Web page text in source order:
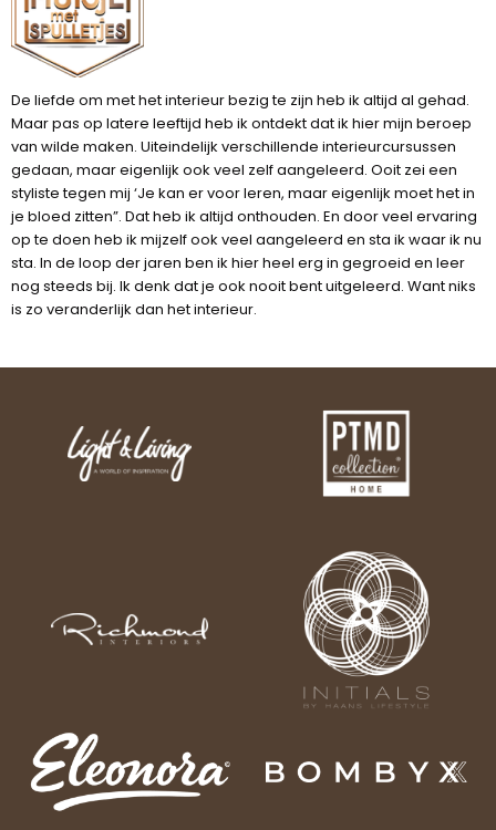
De liefde om met het interieur bezig te zijn heb ik altijd al gehad.
Maar pas op latere leeftijd heb ik ontdekt dat ik hier mijn beroep
van wilde maken. Uiteindelijk verschillende interieurcursussen
gedaan, maar eigenlijk ook veel zelf aangeleerd. Ooit zei een
styliste tegen mij ‘Je kan er voor leren, maar eigenlijk moet het in
je bloed zitten”. Dat heb ik altijd onthouden. En door veel ervaring
op te doen heb ik mijzelf ook veel aangeleerd en sta ik waar ik nu
sta. In de loop der jaren ben ik hier heel erg in gegroeid en leer
nog steeds bij. Ik denk dat je ook nooit bent uitgeleerd. Want niks
is zo veranderlijk dan het interieur.